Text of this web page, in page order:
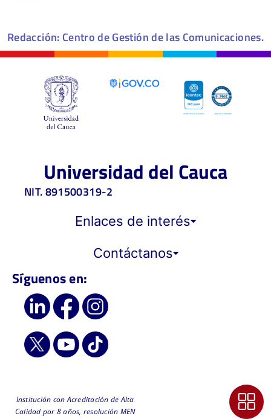
Redacción: Centro de Gestión de las Comunicaciones.
Universidad del Cauca
NIT. 891500319-2
Enlaces de interés
Contáctanos
Síguenos en:
Institución con Acreditación de Alta
Calidad por 8 años, resolución MEN